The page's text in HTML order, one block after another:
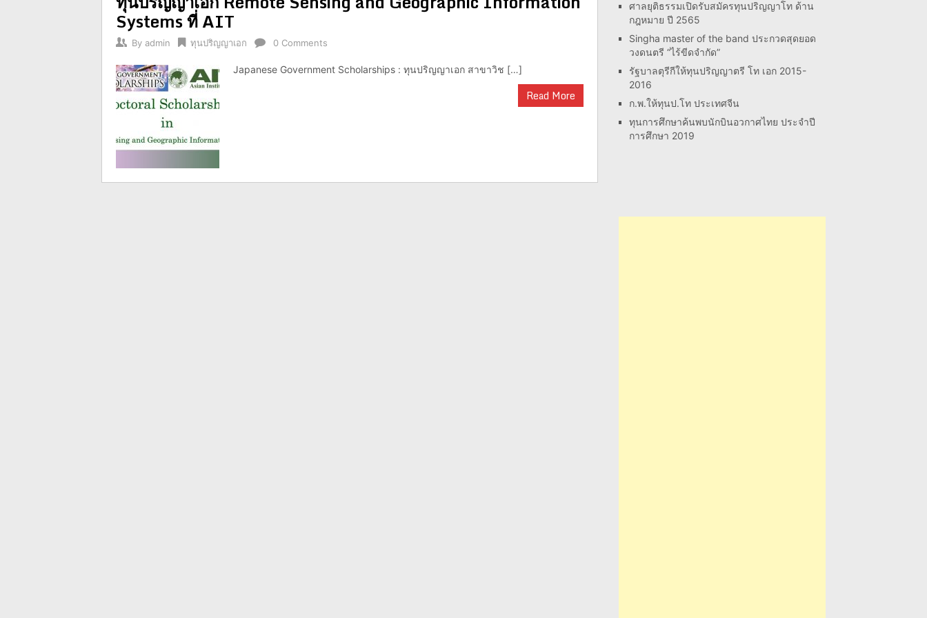
Systems ที่ AIT
By admin ทุนปริญญาเอก 0 Comments
Japanese Government Scholarships : ทุนปริญญาเอก สาขาวิช […]
Read More
ศาลยุติธรรมเปิดรับสมัครทุนปริญญาโท ด้าน
กฎหมาย ปี 2565
Singha master of the band ประกวดสุดยอด
วงดนตรี “ไร้ขีดจำกัด”
รัฐบาลตุรีกีให้ทุนปริญญาตรี โท เอก 2015-
2016
ก.พ.ให้ทุนป.โท ประเทศจีน
ทุนการศึกษาค้นพบนักบินอวกาศไทย ประจำปี
การศึกษา 2019